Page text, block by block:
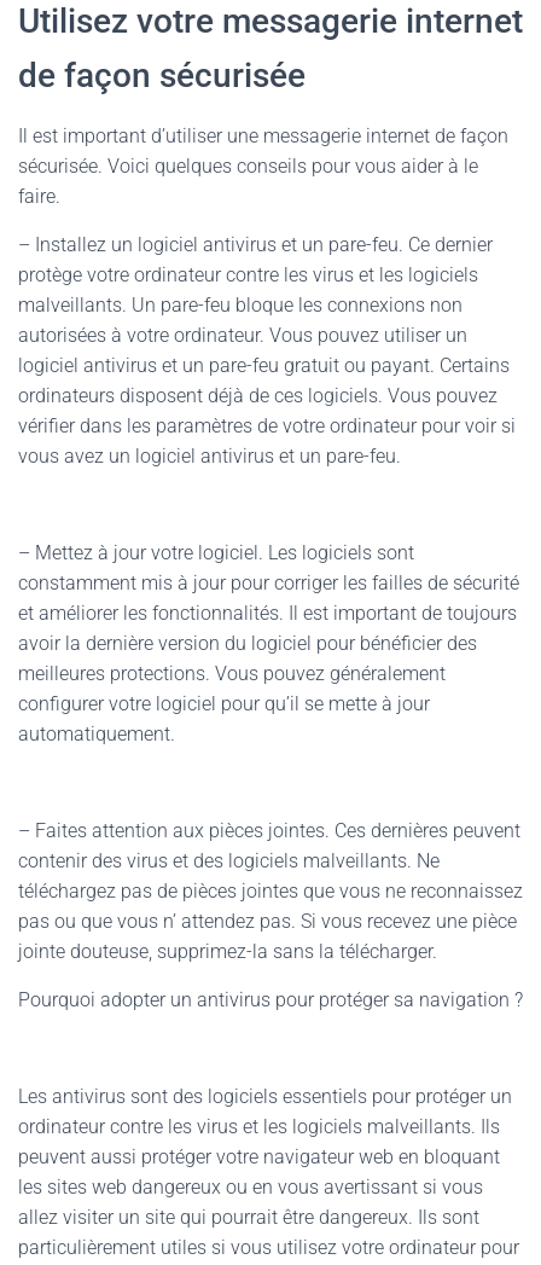
Utilisez votre messagerie internet
de façon sécurisée
Il est important d’utiliser une messagerie internet de façon
sécurisée. Voici quelques conseils pour vous aider à le
faire.
– Installez un logiciel antivirus et un pare-feu. Ce dernier
protège votre ordinateur contre les virus et les logiciels
malveillants. Un pare-feu bloque les connexions non
autorisées à votre ordinateur. Vous pouvez utiliser un
logiciel antivirus et un pare-feu gratuit ou payant. Certains
ordinateurs disposent déjà de ces logiciels. Vous pouvez
vérifier dans les paramètres de votre ordinateur pour voir si
vous avez un logiciel antivirus et un pare-feu.
– Mettez à jour votre logiciel. Les logiciels sont
constamment mis à jour pour corriger les failles de sécurité
et améliorer les fonctionnalités. Il est important de toujours
avoir la dernière version du logiciel pour bénéficier des
meilleures protections. Vous pouvez généralement
configurer votre logiciel pour qu’il se mette à jour
automatiquement.
– Faites attention aux pièces jointes. Ces dernières peuvent
contenir des virus et des logiciels malveillants. Ne
téléchargez pas de pièces jointes que vous ne reconnaissez
pas ou que vous n’ attendez pas. Si vous recevez une pièce
jointe douteuse, supprimez-la sans la télécharger.
Pourquoi adopter un antivirus pour protéger sa navigation ?
Les antivirus sont des logiciels essentiels pour protéger un
ordinateur contre les virus et les logiciels malveillants. Ils
peuvent aussi protéger votre navigateur web en bloquant
les sites web dangereux ou en vous avertissant si vous
allez visiter un site qui pourrait être dangereux. Ils sont
particulièrement utiles si vous utilisez votre ordinateur pour